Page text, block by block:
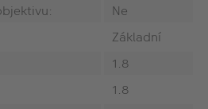
Ne
Základní
1.8
1.8